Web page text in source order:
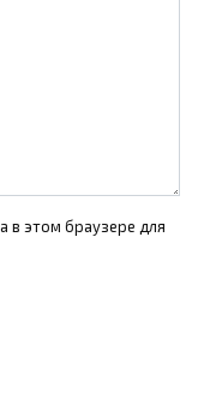
в этом браузере для